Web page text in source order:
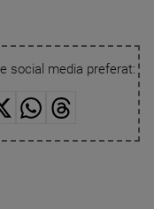
social media preferat: